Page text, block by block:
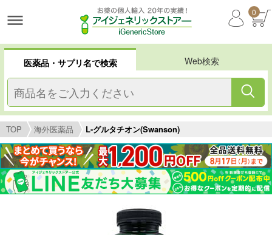
0
医薬品・サプリ名で検索 Web検索
TOP 海外医薬品 L-グルタチオン(Swanson)